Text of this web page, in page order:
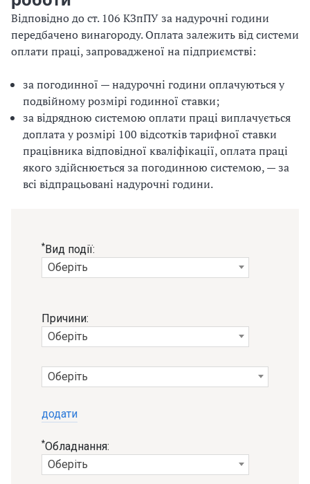
Відповідно до ст. 106 КЗпПУ за надурочні години
передбачено винагороду. Оплата залежить від системи
оплати праці, запровадженої на підприємстві:
за погодинної — надурочні години оплачуються у
подвійному розмірі годинної ставки;
за відрядною системою оплати праці виплачується
доплата у розмірі 100 відсотків тарифної ставки
працівника відповідної кваліфікації, оплата праці
якого здійснюється за погодинною системою, — за
всі відпрацьовані надурочні години.